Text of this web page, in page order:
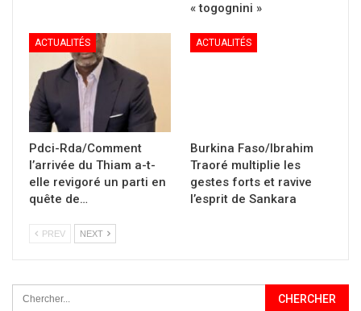
« togognini »
ACTUALITÉS
Pdci-Rda/Comment
l’arrivée du Thiam a-t-
elle revigoré un parti en
quête de…
ACTUALITÉS
Burkina Faso/Ibrahim
Traoré multiplie les
gestes forts et ravive
l’esprit de Sankara
PREV NEXT